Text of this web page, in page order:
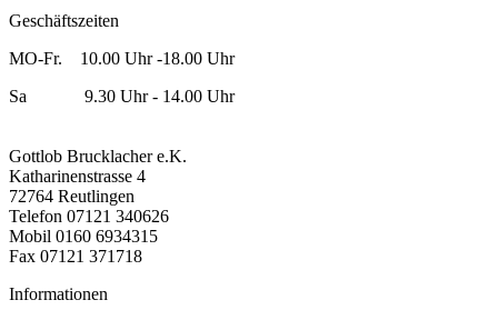
Geschäftszeiten
MO-Fr. 10.00 Uhr -18.00 Uhr
Sa 9.30 Uhr - 14.00 Uhr
Gottlob Brucklacher e.K.
Katharinenstrasse 4
72764 Reutlingen
Telefon 07121 340626
Mobil 0160 6934315
Fax 07121 371718
Informationen